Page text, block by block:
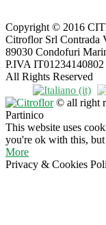
Copyright © 2016
Citroflor Srl Contrada
89030 Condofuri
P.IVA IT01234140802
All Rights Reserved
© all right
Partinico
This website uses
you're ok with this,
More
Privacy & Cookies